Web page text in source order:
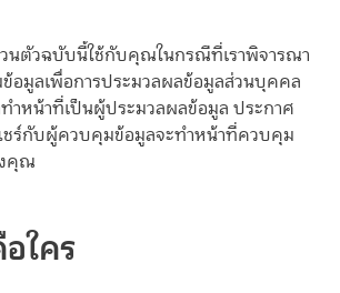
นตัวฉบับนี้ใช้กับคุณในกรณีที่เราพิจารณา
มูลเพื่อการประมวลผลข้อมูลส่วนบุคคล
ำหน้าที่เป็นผู้ประมวลผลข้อมูล ประกาศ
ชร์กับผู้ควบคุมข้อมูลจะทำหน้าที่ควบคุม
คุณ
ใคร